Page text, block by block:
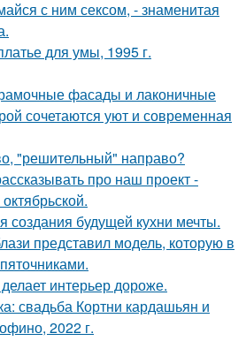
с ним сексом, - знаменитая
для умы, 1995 г.
фасады и лаконичные
сочетаются уют и современная
"решительный" направо?
про наш проект -
создания будущей кухни мечты.
представил модель, которую в
интерьер дороже.
свадьба Кортни кардашьян и
2022 г.